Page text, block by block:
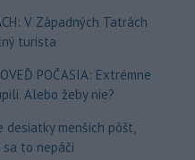
V Západných Tatrách
turista
POČASIA: Extrémne
Alebo žeby nie?
desiatky menších pôšt,
sa to nepáči